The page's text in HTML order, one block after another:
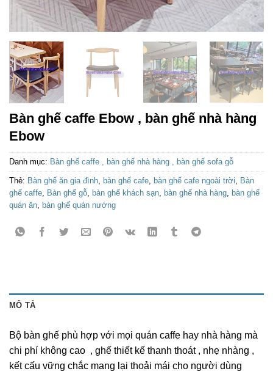
Bàn ghế caffe Ebow , bàn ghế nhà hàng
Ebow
Danh mục: Bàn ghế caffe , bàn ghế nhà hàng , bàn ghế sofa gỗ
Thẻ: Bàn ghế ăn gia đình, bàn ghế cafe, bàn ghế cafe ngoài trời, Bàn
ghế caffe, Bàn ghế gỗ, bàn ghế khách sạn, bàn ghế nhà hàng, bàn ghế
quán ăn, bàn ghế quán nướng
MÔ TẢ
Bộ bàn ghế phù hợp với mọi quán caffe hay nhà hàng mà
chi phí không cao , ghế thiết kế thanh thoát , nhẹ nhàng ,
kết cấu vững chắc mang lại thoải mái cho người dùng